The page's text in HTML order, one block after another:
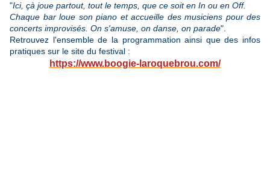
"Ici, çà joue partout, tout le temps, que ce soit en In ou en Off.
Chaque bar loue son piano et accueille des musiciens pour des
concerts improvisés. On s'amuse, on danse, on parade".
Retrouvez l'ensemble de la programmation ainsi que des infos
pratiques sur le site du festival :
https://www.boogie-laroquebrou.com/